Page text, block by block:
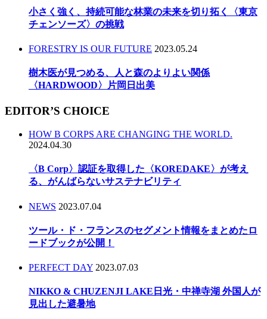
小さく強く、持続可能な林業の未来を切り拓く〈東京
チェンソーズ〉の挑戦
FORESTRY IS OUR FUTURE 2023.05.24
樹木医が見つめる、人と森のよりよい関係
〈HARDWOOD〉片岡日出美
EDITOR’S CHOICE
HOW B CORPS ARE CHANGING THE WORLD.
2024.04.30
〈B Corp〉認証を取得した〈KOREDAKE〉が考え
る、がんばらないサステナビリティ
NEWS 2023.07.04
ツール・ド・フランスのセグメント情報をまとめたロ
ードブックが公開！
PERFECT DAY 2023.07.03
NIKKO & CHUZENJI LAKE日光・中禅寺湖 外国人が
見出した避暑地